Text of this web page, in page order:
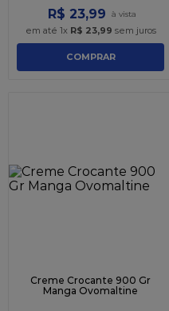
R$ 23,99
em até 1x R$ 23,99 sem juros
COMPRAR
Creme Crocante 900 Gr
Manga Ovomaltine